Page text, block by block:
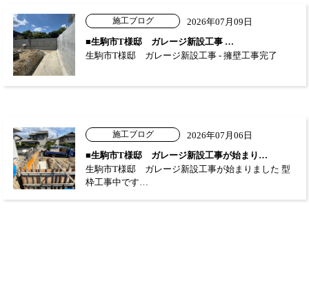
施工ブログ
2026年07月09日
■生駒市T様邸 ガレージ新設工事 …
生駒市T様邸 ガレージ新設工事 - 擁壁工事完了
施工ブログ
2026年07月06日
■生駒市T様邸 ガレージ新設工事が始まり…
生駒市T様邸 ガレージ新設工事が始まりました 型
枠工事中です…